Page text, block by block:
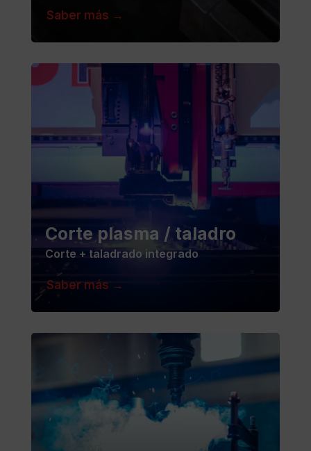
Saber más →
Corte plasma / taladro
Corte + taladrado integrado
Saber más →